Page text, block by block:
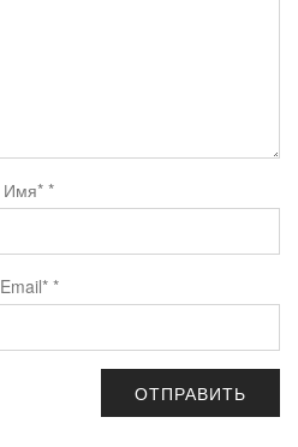
Имя* *
Email* *